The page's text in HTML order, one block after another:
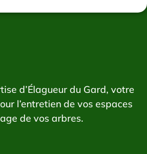
d’Élagueur du Gard, votre
l’entretien de vos espaces
de vos arbres.